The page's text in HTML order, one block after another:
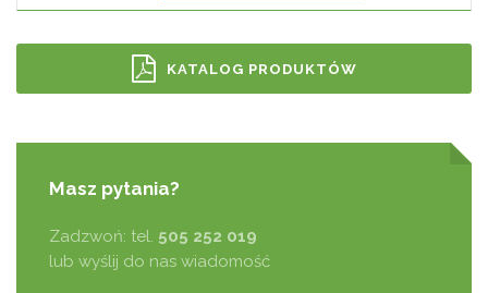
KATALOG PRODUKTÓW
Masz pytania?
Zadzwoń: tel. 505 252 019
lub wyślij do nas wiadomość